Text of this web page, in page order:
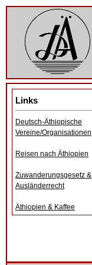
Links
Deutsch-Äthiopische
Vereine/Organisationen
Reisen nach Äthiopien
Zuwanderungsgesetz &
Ausländerrecht
Äthiopien & Kaffee